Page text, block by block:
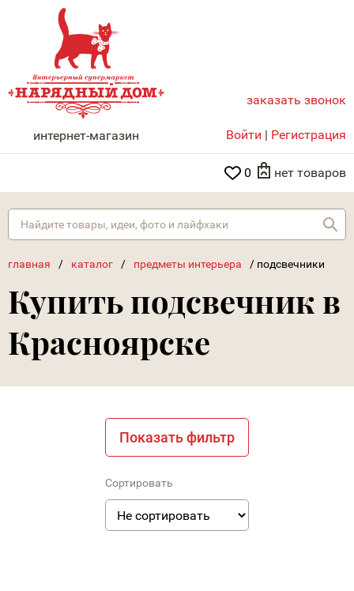
НАРЯДНЫЙ ДОМ
интернет-магазин
заказать звонок
Войти | Регистрация
0 нет товаров
главная / каталог / предметы интерьера / подсвечники
Купить подсвечник в
Красноярске
Показать фильтр
Сортировать